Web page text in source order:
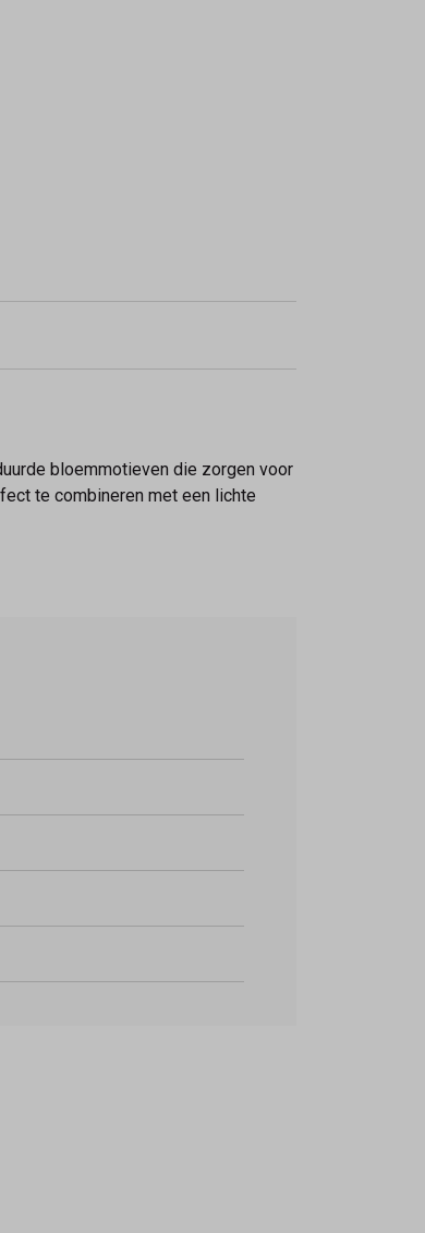
bloemmotieven die zorgen voor
te combineren met een lichte